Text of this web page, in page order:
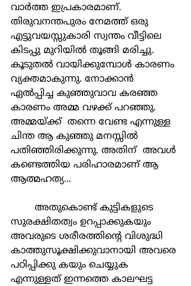
വാര്‍ത്ത ഇപ്രകാരമാണ്.
തിരുവനന്തപുരം നേമത്ത് ഒരു
എട്ടുവയസ്സുകാരി സ്വന്തം വീട്ടിലെ
കിടപ്പു മുറിയില്‍ തൂങ്ങി മരിച്ചു.
കൂടുതല്‍ വായിക്കുമ്പോള്‍ കാരണം
വ്യക്തമാകുന്നു. നോക്കാന്‍
ഏല്‍പ്പിച്ച കുഞ്ഞുവാവ കരഞ്ഞ
കാരണം അമ്മ വഴക്ക് പറഞ്ഞു.
അമ്മയ്ക്ക്  തന്നെ വേണ്ട എന്നുള്ള
ചിന്ത ആ കുഞ്ഞു മനസ്സില്‍
പതിഞ്ഞിരിക്കുന്നു. അതിന്  അവള്‍
കണ്ടെത്തിയ പരിഹാരമാണ് ആ
ആത്മഹത്യ...
സുരക്ഷിതത്വം ഉറപ്പാക്കുകയും
അവരുടെ ശരീരത്തിന്‍റെ വിശുദ്ധി
കാത്തുസൂക്ഷിക്കുവാനായി അവരെ
പഠിപ്പിക്കു കയും ചെയ്യുക
എന്നുള്ളത് ഇന്നത്തെ കാലഘട്ട